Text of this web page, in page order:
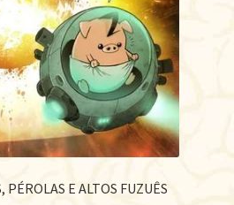
PÉROLAS E ALTOS FUZUÊS